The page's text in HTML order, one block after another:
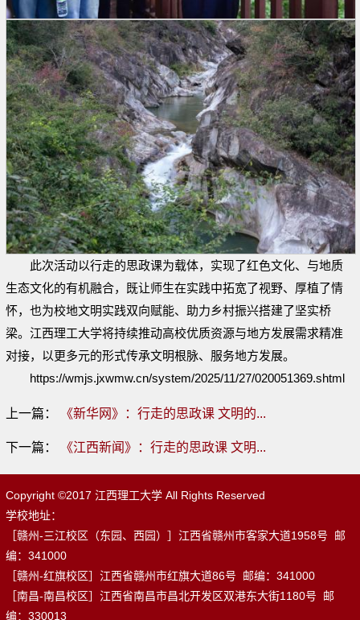
此次活动以行走的思政课为载体，实现了红色文化、与地质
生态文化的有机融合，既让师生在实践中拓宽了视野、厚植了情
怀，也为校地文明实践双向赋能、助力乡村振兴搭建了坚实桥
梁。江西理工大学将持续推动高校优质资源与地方发展需求精准
对接，以更多元的形式传承文明根脉、服务地方发展。
https://wmjs.jxwmw.cn/system/2025/11/27/020051369.shtml
上一篇： 《新华网》：行走的思政课 文明的...
下一篇： 《江西新闻》：行走的思政课 文明...
Copyright ©2017 江西理工大学 All Rights Reserved
学校地址：
［赣州-三江校区（东园、西园）］江西省赣州市客家大道1958号 邮
编：341000
［赣州-红旗校区］江西省赣州市红旗大道86号 邮编：341000
［南昌-南昌校区］江西省南昌市昌北开发区双港东大街1180号 邮
编：330013